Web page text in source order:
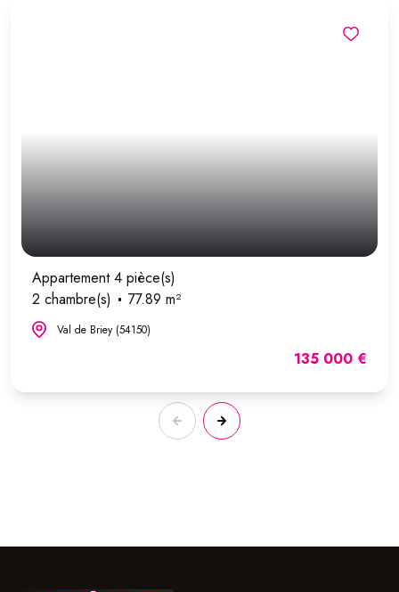
Appartement 4 pièce(s)
2 chambre(s)
77.89 m²
Val de Briey (54150)
135 000 €